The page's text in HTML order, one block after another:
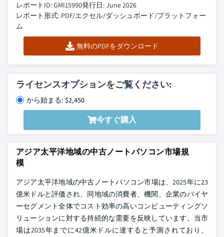
レポートID: GMI15990発行日: June 2026
レポート形式: PDF/エクセル/ダッシュボード/プラットフォー
ム
無料のPDFをダウンロード
ライセンスオプションをご覧ください:
から始まる: $2,450
今すぐ購入
アジア太平洋地域の中古ノートパソコン市場規
模
アジア太平洋地域の中古ノートパソコン市場は、2025年に23
億米ドルと評価され、同地域の消費者、機関、企業のバイヤ
ーセグメント全体でコスト効率の高いコンピューティングソ
リューションに対する持続的な需要を反映しています。当市
場は2035年までに42億米ドルに達すると予測されており、